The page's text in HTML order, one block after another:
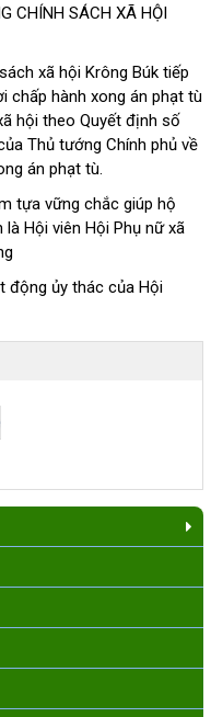
CHÍNH SÁCH XÃ HỘI
xã hội Krông Búk tiếp
chấp hành xong án phạt tù
hội theo Quyết định số
Thủ tướng Chính phủ về
án phạt tù.
tựa vững chắc giúp hộ
Hội viên Hội Phụ nữ xã
động ủy thác của Hội